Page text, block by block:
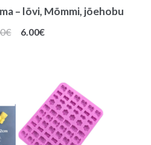
– lõvi, Mõmmi, jõehobu
€
Algne
6.00€Praegune